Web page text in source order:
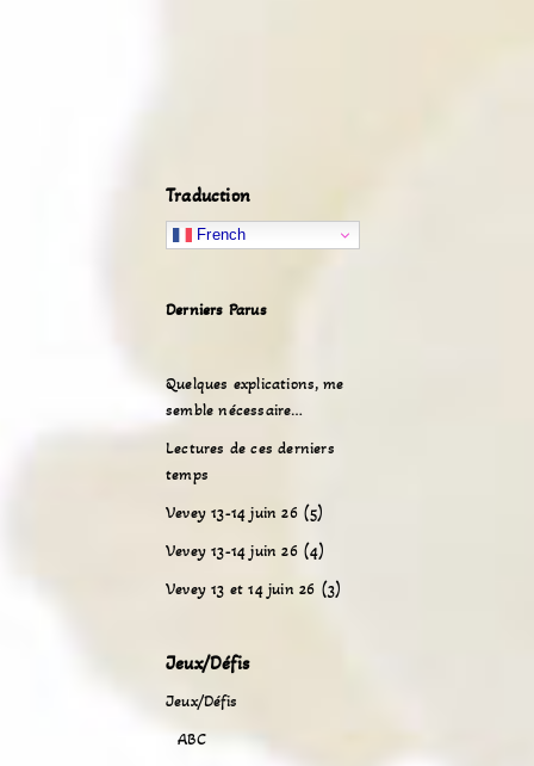
Traduction
French
Derniers Parus
Quelques explications, me
semble nécessaire…
Lectures de ces derniers
temps
Vevey 13-14 juin 26 (5)
Vevey 13-14 juin 26 (4)
Vevey 13 et 14 juin 26 (3)
Jeux/Défis
Jeux/Défis
ABC